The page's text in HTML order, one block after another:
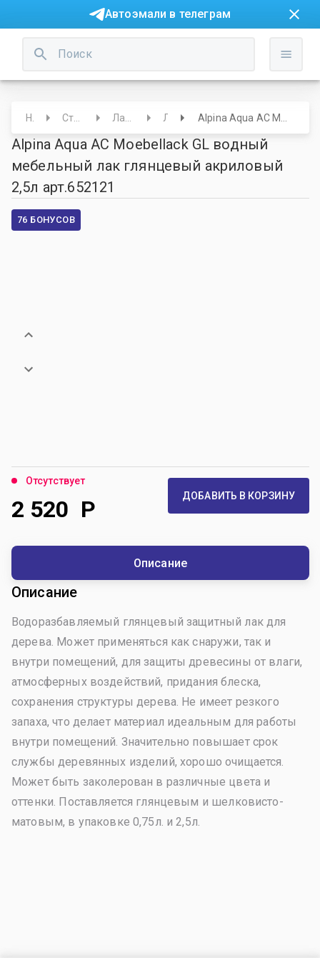
Автоэмали в телеграм
Alpina Aqua AC Moebellack GL водный
мебельный лак глянцевый акриловый
2,5л арт.652121
76 БОНУСОВ
Отсутствует
2 520 Р ДОБАВИТЬ В КОРЗИНУ
Описание
Описание
Водоразбавляемый глянцевый защитный лак для
дерева. Может применяться как снаружи, так и
внутри помещений, для защиты древесины от влаги,
атмосферных воздействий, придания блеска,
сохранения структуры дерева. Не имеет резкого
запаха, что делает материал идеальным для работы
внутри помещений. Значительно повышает срок
службы деревянных изделий, хорошо очищается.
Может быть заколерован в различные цвета и
оттенки. Поставляется глянцевым и шелковисто-
матовым, в упаковке 0,75л. и 2,5л.